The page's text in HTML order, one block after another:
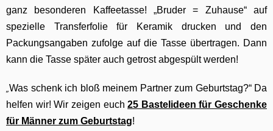
ganz besonderen Kaffeetasse! „Bruder = Zuhause“ auf
spezielle Transferfolie für Keramik drucken und den
Packungsangaben zufolge auf die Tasse übertragen. Dann
kann die Tasse später auch getrost abgespült werden!
„Was schenk ich bloß meinem Partner zum Geburtstag?“ Da
helfen wir! Wir zeigen euch25 Bastelideen für Geschenke
für Männer zum Geburtstag!